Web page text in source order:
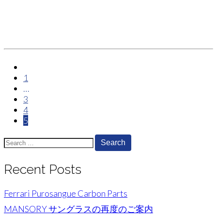
paging-
navigation
1
…
3
4
5
Search
for:
Recent Posts
Ferrari Purosangue Carbon Parts
MANSORY サングラスの再度のご案内